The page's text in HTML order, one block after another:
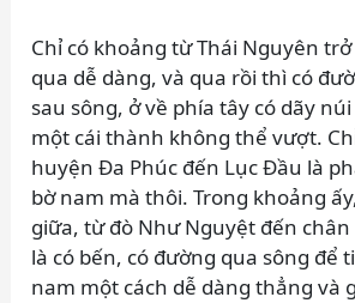
Chỉ có khoảng từ Thái Nguyên
qua dễ dàng, và qua rồi thì có
sau sông, ở về phía tây có dãy
một cái thành không thể vượt.
huyện Đa Phúc đến Lục Đầu là
bờ nam mà thôi. Trong khoảng
giữa, từ đò Như Nguyệt đến
là có bến, có đường qua sông để
nam một cách dễ dàng thẳng và